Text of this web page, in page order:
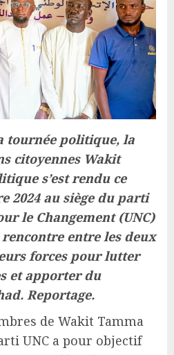
tournée politique, la
citoyennes Wakit
s’est rendu ce
2024 au siège du parti
le Changement (UNC)
rencontre entre les deux
forces pour lutter
et apporter du
Reportage.
de Wakit Tamma
UNC a pour objectif